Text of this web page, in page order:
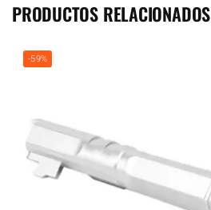
PRODUCTOS RELACIONADOS
-59%